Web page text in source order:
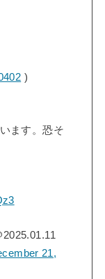
)
ます。恐そ
21,